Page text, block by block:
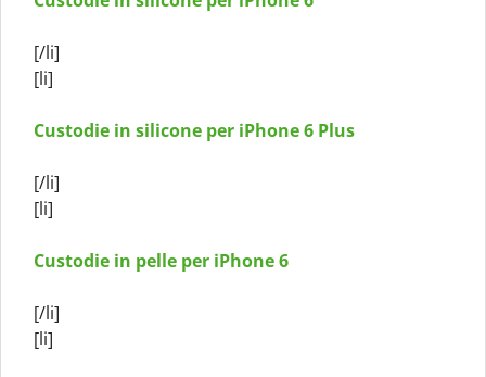
[/li]
[li]
Custodie in silicone per iPhone 6 Plus
[/li]
[li]
Custodie in pelle per iPhone 6
[/li]
[li]